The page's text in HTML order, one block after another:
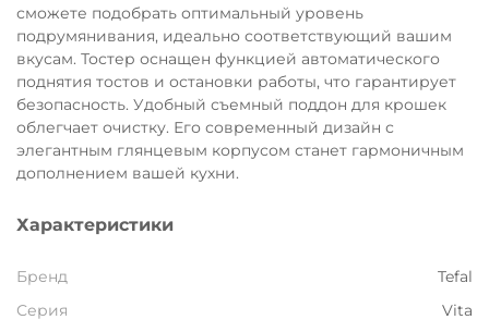
сможете подобрать оптимальный уровень
подрумянивания, идеально соответствующий вашим
вкусам. Тостер оснащен функцией автоматического
поднятия тостов и остановки работы, что гарантирует
безопасность. Удобный съемный поддон для крошек
облегчает очистку. Его современный дизайн с
элегантным глянцевым корпусом станет гармоничным
дополнением вашей кухни.
Характеристики
Бренд
Tefal
Серия
Vita